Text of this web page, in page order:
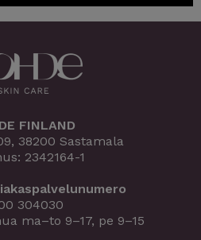
FINLAND
38200 Sastamala
2342164-1
304030
ma–to 9–17, pe 9–15